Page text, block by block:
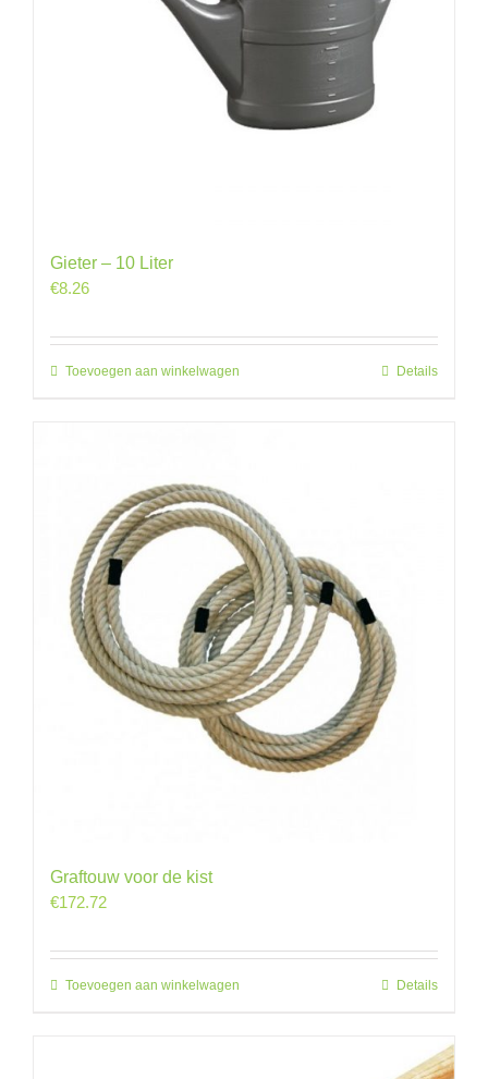
Gieter – 10 Liter
€8.26
Toevoegen aan winkelwagen Details
Graftouw voor de kist
€172.72
Toevoegen aan winkelwagen Details